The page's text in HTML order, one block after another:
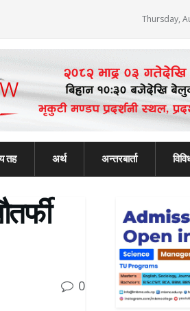
Thursday,
तह अर्थ अन्तरबार्ता
0